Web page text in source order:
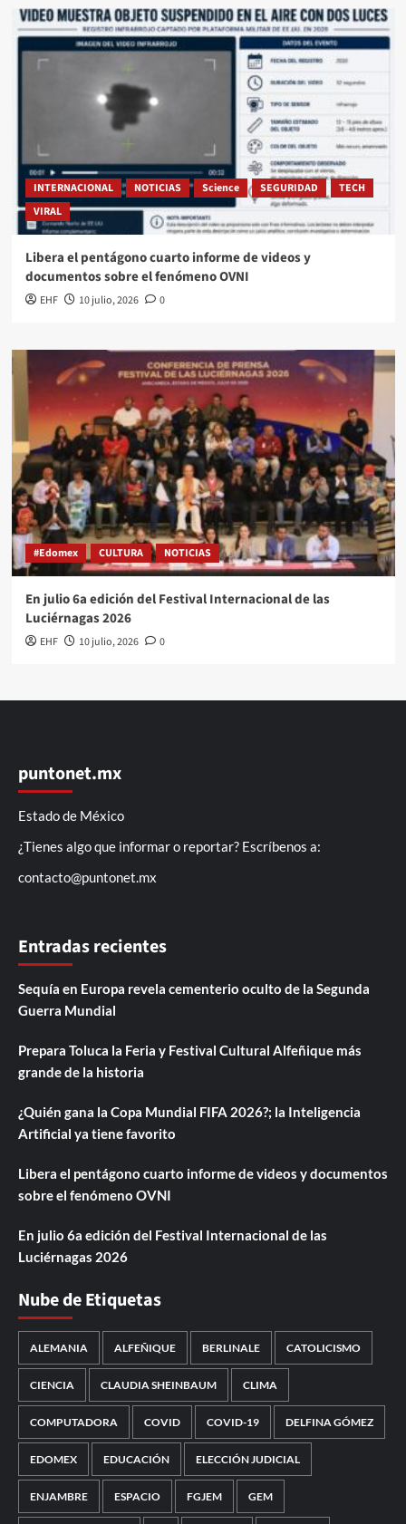
INTERNACIONAL NOTICIAS Science SEGURIDAD
TECH
VIRAL
Libera el pentágono cuarto informe de videos y
documentos sobre el fenómeno OVNI
EHF 10 julio, 2026 0
#Edomex CULTURA NOTICIAS
En julio 6a edición del Festival Internacional de las
Luciérnagas 2026
EHF 10 julio, 2026 0
puntonet.mx
Estado de México
¿Tienes algo que informar o reportar? Escríbenos a:
contacto@puntonet.mx
Entradas recientes
Sequía en Europa revela cementerio oculto de la Segunda
Guerra Mundial
Prepara Toluca la Feria y Festival Cultural Alfeñique más
grande de la historia
¿Quién gana la Copa Mundial FIFA 2026?; la Inteligencia
Artificial ya tiene favorito
Libera el pentágono cuarto informe de videos y documentos
sobre el fenómeno OVNI
En julio 6a edición del Festival Internacional de las
Luciérnagas 2026
Nube de Etiquetas
ALEMANIA ALFEÑIQUE BERLINALE CATOLICISMO
CIENCIA CLAUDIA SHEINBAUM CLIMA
COMPUTADORA COVID COVID-19 DELFINA GÓMEZ
EDOMEX EDUCACIÓN ELECCIÓN JUDICIAL
ENJAMBRE ESPACIO FGJEM GEM